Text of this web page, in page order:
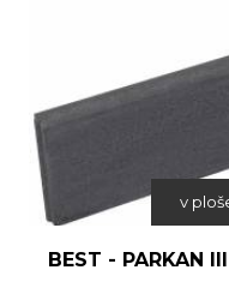
v
BEST - PARKAN